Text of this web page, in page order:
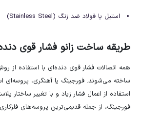
استیل یا فولاد ضد زنگ (Stainless Steel)
طریقه ساخت زانو فشار قوی
ساخته می‌شوند. فورجینگ یا آهنگری، پروسه‌ای
استفاده از اعمال فشار زیاد و با تغییر ساختار
فورجینگ، از جمله قدیمی‌ترین پروسه‌های